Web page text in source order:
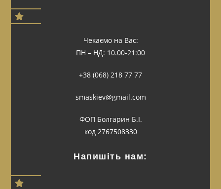
Чекаємо на Вас:
ПН – НД: 10.00-21:00
+38 (068) 218 77 77
smaskiev@gmail.com
ФОП Болгарин Б.І.
код 2767508330
Напишіть нам: